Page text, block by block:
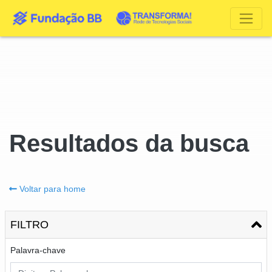
Resultados da busca
Voltar para home
FILTRO
Palavra-chave